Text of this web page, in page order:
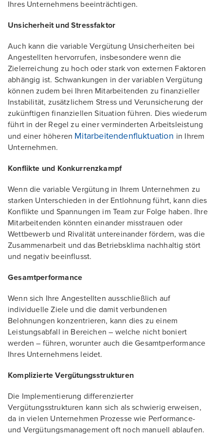
Ihres Unternehmens beeinträchtigen.
Unsicherheit und Stressfaktor
Auch kann die variable Vergütung Unsicherheiten bei
Angestellten hervorrufen, insbesondere wenn die
Zielerreichung zu hoch oder stark von externen Faktoren
abhängig ist. Schwankungen in der variablen Vergütung
können zudem bei Ihren Mitarbeitenden zu finanzieller
Instabilität, zusätzlichem Stress und Verunsicherung der
zukünftigen finanziellen Situation führen. Dies wiederum
führt in der Regel zu einer verminderten Arbeitsleistung
und einer höheren Mitarbeitendenfluktuation in Ihrem
Unternehmen.
Konflikte und Konkurrenzkampf
Wenn die variable Vergütung in Ihrem Unternehmen zu
starken Unterschieden in der Entlohnung führt, kann dies
Konflikte und Spannungen im Team zur Folge haben. Ihre
Mitarbeitenden könnten einander misstrauen oder
Wettbewerb und Rivalität untereinander fördern, was die
Zusammenarbeit und das Betriebsklima nachhaltig stört
und negativ beeinflusst.
Gesamtperformance
Wenn sich Ihre Angestellten ausschließlich auf
individuelle Ziele und die damit verbundenen
Belohnungen konzentrieren, kann dies zu einem
Leistungsabfall in Bereichen – welche nicht boniert
werden – führen, worunter auch die Gesamtperformance
Ihres Unternehmens leidet.
Komplizierte Vergütungsstrukturen
Die Implementierung differenzierter
Vergütungsstrukturen kann sich als schwierig erweisen,
da in vielen Unternehmen Prozesse wie Performance-
und Vergütungsmanagement oft noch manuell ablaufen.